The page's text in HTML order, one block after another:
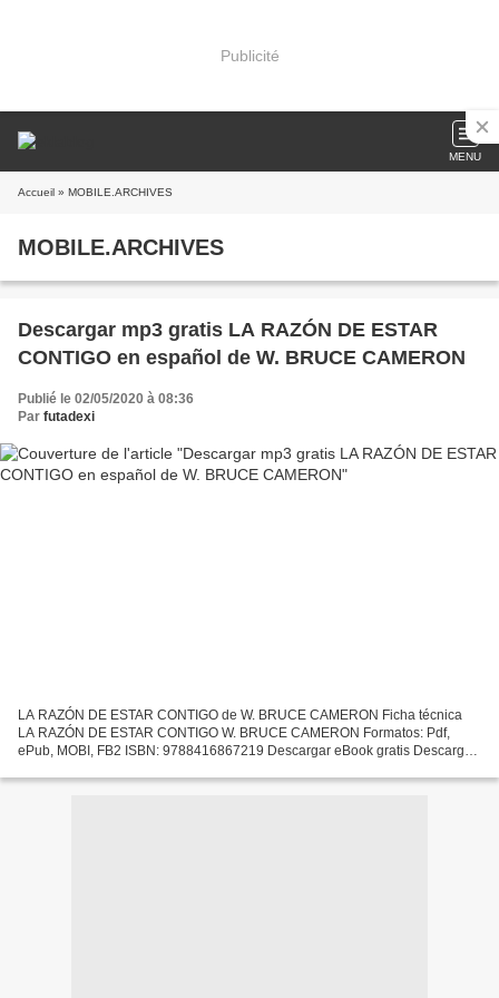
Publicité
MENU
Accueil » MOBILE.ARCHIVES
MOBILE.ARCHIVES
Descargar mp3 gratis LA RAZÓN DE ESTAR
CONTIGO en español de W. BRUCE CAMERON
Publié le 02/05/2020 à 08:36
Par futadexi
LA RAZÓN DE ESTAR CONTIGO de W. BRUCE CAMERON Ficha técnica
LA RAZÓN DE ESTAR CONTIGO W. BRUCE CAMERON Formatos: Pdf,
ePub, MOBI, FB2 ISBN: 9788416867219 Descargar eBook gratis Descargar
CAMERON...